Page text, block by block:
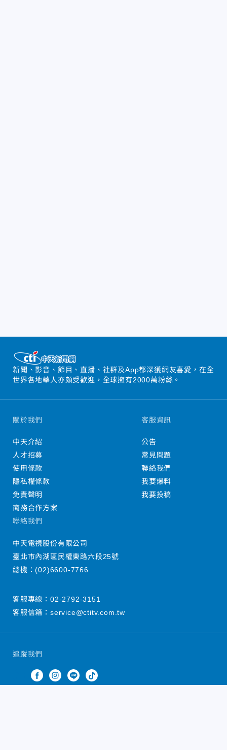
新聞、影音、節目、直播、社群及App都深獲網友喜愛，在全
世界各地華人亦頗受歡迎，全球擁有2000萬粉絲。
追蹤我們
關於我們
中天介紹
人才招募
使用條款
隱私權條款
免責聲明
商務合作方案
客服資訊
公告
常見問題
聯絡我們
我要爆料
我要投稿
聯絡我們
中天電視股份有限公司
臺北市內湖區民權東路六段25號
總機：(02)6600-7766
客服專線： 02-2792-3151
客服信箱： service@ctitv.com.tw